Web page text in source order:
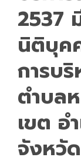
2537
นิติบุค
การบ
ตำบล
เขต อ
จังหวั